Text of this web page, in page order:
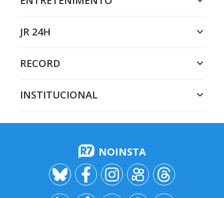
JR 24H
RECORD
INSTITUCIONAL
NOINSTA